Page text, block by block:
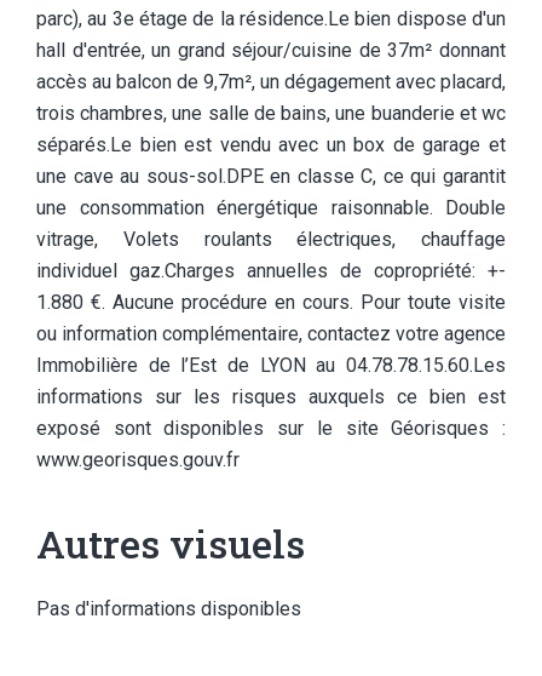
parc), au 3e étage de la résidence.Le bien dispose d'un
hall d'entrée, un grand séjour/cuisine de 37m² donnant
accès au balcon de 9,7m², un dégagement avec placard,
trois chambres, une salle de bains, une buanderie et wc
séparés.Le bien est vendu avec un box de garage et
une cave au sous-sol.DPE en classe C, ce qui garantit
une consommation énergétique raisonnable. Double
vitrage, Volets roulants électriques, chauffage
individuel gaz.Charges annuelles de copropriété: +-
1.880 €. Aucune procédure en cours. Pour toute visite
ou information complémentaire, contactez votre agence
Immobilière de l’Est de LYON au 04.78.78.15.60.Les
informations sur les risques auxquels ce bien est
exposé sont disponibles sur le site Géorisques :
www.georisques.gouv.fr
Autres visuels
Pas d'informations disponibles